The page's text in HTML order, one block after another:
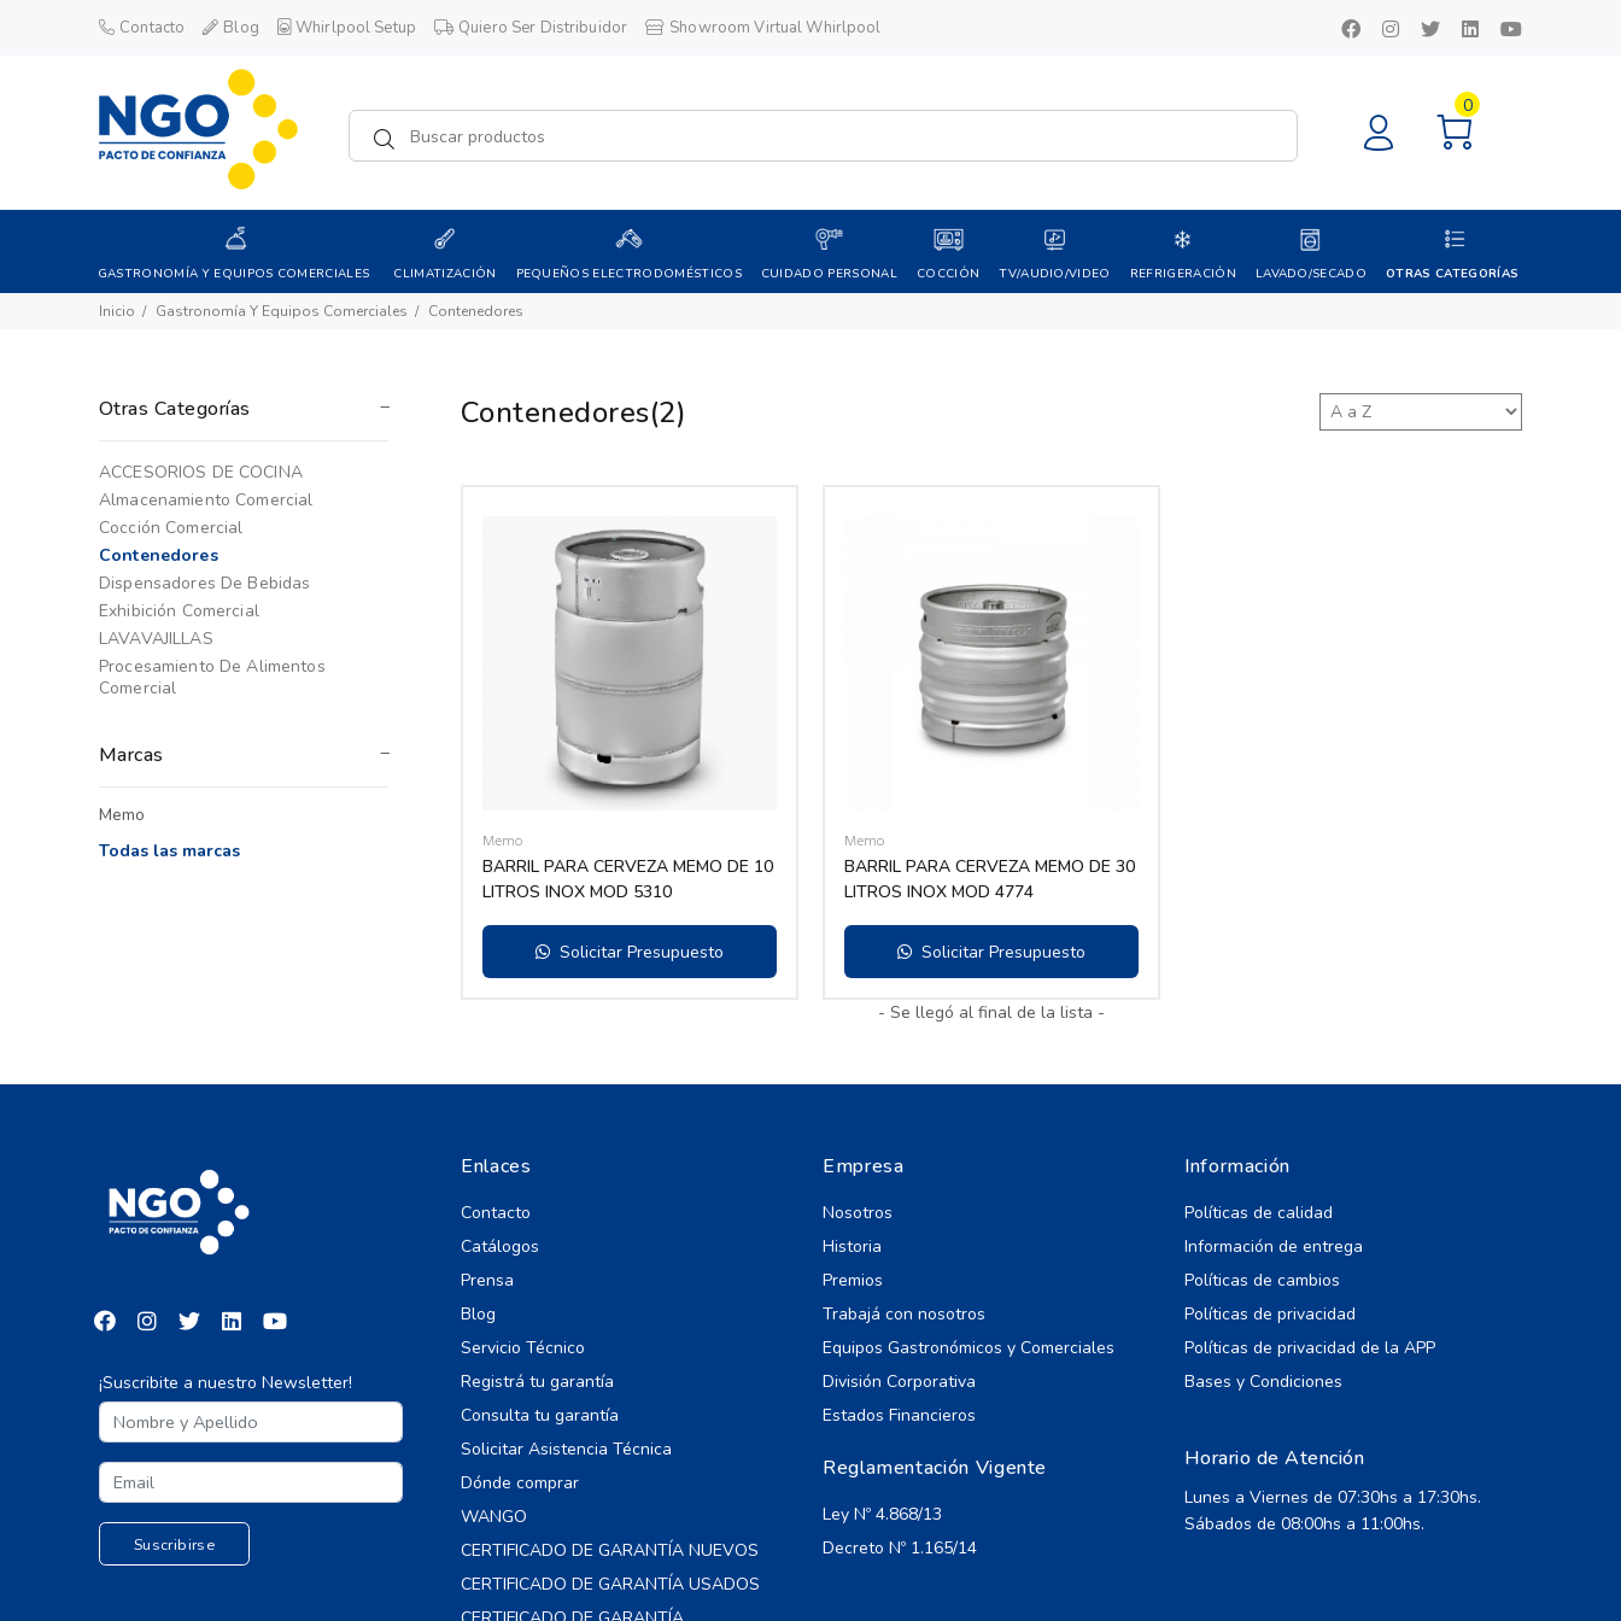
Contacto Blog Whirlpool Setup Quiero Ser Distribuidor Showroom Virtual Whirlpool
0
GASTRONOMÍA Y EQUIPOS COMERCIALES CLIMATIZACIÓN PEQUEÑOS ELECTRODOMÉSTICOS CUIDADO PERSONAL COCCIÓN TV/AUDIO/VIDEO REFRIGERACIÓN LAVADO/SECADO OTRAS CATEGORÍAS
Inicio Gastronomía Y Equipos Comerciales Contenedores
Otras Categorías
ACCESORIOS DE COCINA
Almacenamiento Comercial
Cocción Comercial
Contenedores
Dispensadores De Bebidas
Exhibición Comercial
LAVAVAJILLAS
Procesamiento De Alimentos
Comercial
Marcas
Memo
Todas las marcas
Contenedores(2)
Memo
BARRIL PARA CERVEZA MEMO DE 10
LITROS INOX MOD 5310
Solicitar Presupuesto
Memo
BARRIL PARA CERVEZA MEMO DE 30
LITROS INOX MOD 4774
Solicitar Presupuesto
- Se llegó al final de la lista -
¡Suscribite a nuestro Newsletter!
Enlaces
Contacto
Catálogos
Prensa
Blog
Servicio Técnico
Registrá tu garantía
Consulta tu garantía
Solicitar Asistencia Técnica
Dónde comprar
WANGO
CERTIFICADO DE GARANTÍA NUEVOS
CERTIFICADO DE GARANTÍA USADOS
Empresa
Nosotros
Historia
Premios
Trabajá con nosotros
Equipos Gastronómicos y Comerciales
División Corporativa
Estados Financieros
Reglamentación Vigente
Ley Nº 4.868/13
Decreto Nº 1.165/14
Información
Políticas de calidad
Información de entrega
Políticas de cambios
Políticas de privacidad
Políticas de privacidad de la APP
Bases y Condiciones
Horario de Atención
Lunes a Viernes de 07:30hs a 17:30hs.
Sábados de 08:00hs a 11:00hs.